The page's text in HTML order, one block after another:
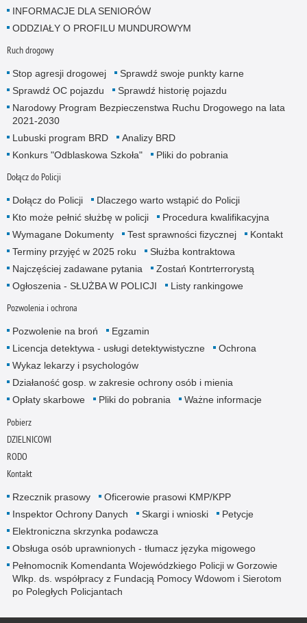
INFORMACJE DLA SENIORÓW
ODDZIAŁY O PROFILU MUNDUROWYM
Ruch drogowy
Stop agresji drogowej
Sprawdź swoje punkty karne
Sprawdź OC pojazdu
Sprawdź historię pojazdu
Narodowy Program Bezpieczenstwa Ruchu Drogowego na lata
2021-2030
Lubuski program BRD
Analizy BRD
Konkurs "Odblaskowa Szkoła"
Pliki do pobrania
Dołącz do Policji
Dołącz do Policji
Dlaczego warto wstąpić do Policji
Kto może pełnić służbę w policji
Procedura kwalifikacyjna
Wymagane Dokumenty
Test sprawności fizycznej
Kontakt
Terminy przyjęć w 2025 roku
Służba kontraktowa
Najczęściej zadawane pytania
Zostań Kontrterrorystą
Ogłoszenia - SŁUŻBA W POLICJI
Listy rankingowe
Pozwolenia i ochrona
Pozwolenie na broń
Egzamin
Licencja detektywa - usługi detektywistyczne
Ochrona
Wykaz lekarzy i psychologów
Działaność gosp. w zakresie ochrony osób i mienia
Opłaty skarbowe
Pliki do pobrania Ważne informacje
Pobierz
DZIELNICOWI
RODO
Kontakt
Rzecznik prasowy
Oficerowie prasowi KMP/KPP
Inspektor Ochrony Danych
Skargi i wnioski
Petycje
Elektroniczna skrzynka podawcza
Obsługa osób uprawnionych - tłumacz języka migowego
Pełnomocnik Komendanta Wojewódzkiego Policji w Gorzowie
Wlkp. ds. współpracy z Fundacją Pomocy Wdowom i Sierotom
po Poległych Policjantach